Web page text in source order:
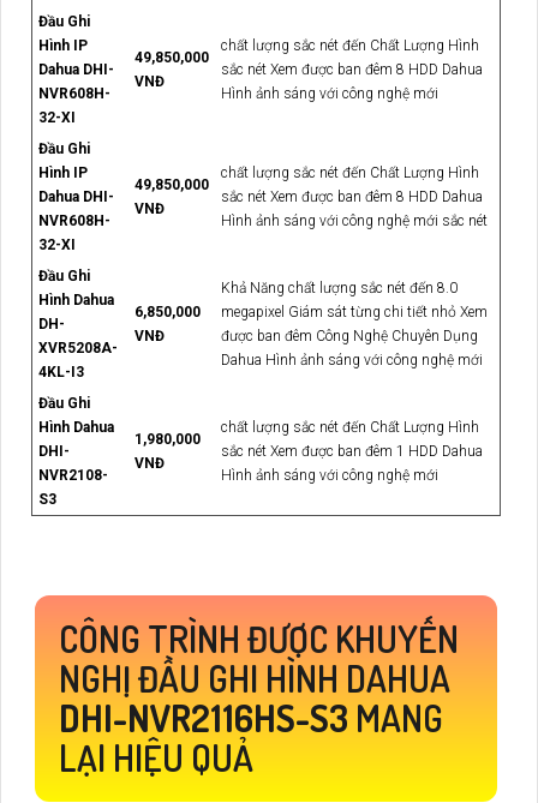
Đầu Ghi
Hình IP
Dahua DHI-
NVR608H-
32-XI
49,850,000
VNĐ
chất lượng sắc nét đến Chất Lượng Hình
sắc nét Xem được ban đêm 8 HDD Dahua
Hình ảnh sáng với công nghệ mới
Đầu Ghi
Hình IP
Dahua DHI-
NVR608H-
32-XI
49,850,000
VNĐ
chất lượng sắc nét đến Chất Lượng Hình
sắc nét Xem được ban đêm 8 HDD Dahua
Hình ảnh sáng với công nghệ mới sắc nét
Đầu Ghi
Hình Dahua
DH-
XVR5208A-
4KL-I3
6,850,000
VNĐ
Khả Năng chất lượng sắc nét đến 8.0
megapixel Giám sát từng chi tiết nhỏ Xem
được ban đêm Công Nghệ Chuyên Dụng
Dahua Hình ảnh sáng với công nghệ mới
Đầu Ghi
Hình Dahua
DHI-
NVR2108-
S3
1,980,000
VNĐ
chất lượng sắc nét đến Chất Lượng Hình
sắc nét Xem được ban đêm 1 HDD Dahua
Hình ảnh sáng với công nghệ mới
CÔNG TRÌNH ĐƯỢC KHUYẾN
NGHỊ ĐẦU GHI HÌNH DAHUA
DHI-NVR2116HS-S3 MANG
LẠI HIỆU QUẢ